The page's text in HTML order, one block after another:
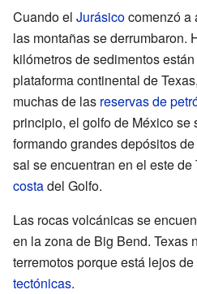
Cuando el Jurásicocomenzó a
las montañas se derrumbaron.
kilómetros de sedimentos
plataforma continental de
muchas de las reservas de
principio, el golfo de México se
formando grandes depósitos
sal se encuentran en el este
costadel Golfo.
Las rocas volcánicas se
en la zona de Big Bend. Texas
terremotos porque está lejos
tectónicas.